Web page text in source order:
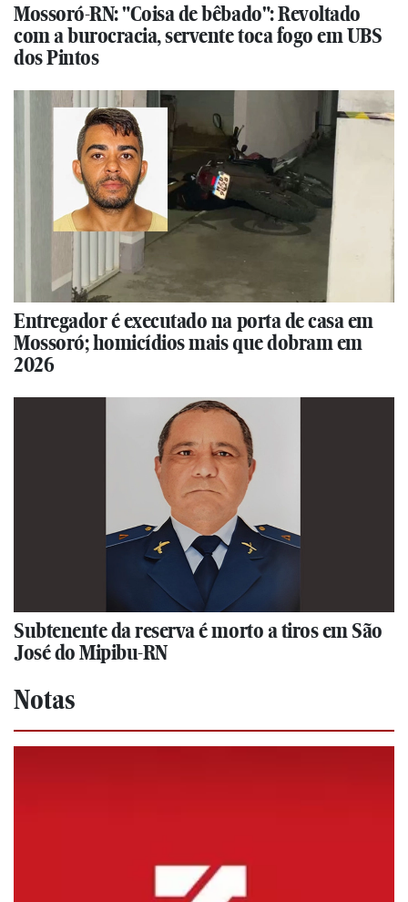
Mossoró-RN: "Coisa de bêbado": Revoltado
com a burocracia, servente toca fogo em UBS
dos Pintos
Entregador é executado na porta de casa em
Mossoró; homicídios mais que dobram em
2026
Subtenente da reserva é morto a tiros em São
José do Mipibu-RN
Notas